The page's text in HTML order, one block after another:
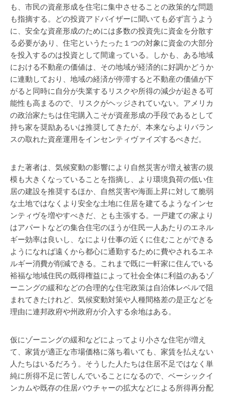
も、市民の資産形成を住宅に集中させることの政策的な問題
も指摘する。どの投資アドバイザーに聞いても必ず言うよう
に、安全な資産形成のためには多数の投資先に資金を分散す
る必要があり、住宅というたった１つの対象に資金の大部分
を投入するのは投資として間違っている。しかも、ある地域
における不動産の価値は、その地域が経済的に好調かどうか
に連動しており、地域の経済が停滞すると不動産の価値が下
がると同時に自分が失業するリスクや所得の減少が起きる可
能性も高まるので、リスクがヘッジされていない。アメリカ
の政治家たちは住宅購入こそが資産形成の手段であるとして
持ち家を奨励あるいは推奨してきたが、本来ならよりバラン
スの取れた資産運用をインセンティヴァイズするべきだ。
また著者は、気候変動の影響により自然災害が増え被害の規
模も大きくなっていることを指摘し、より環境負荷の低い住
居の建設を推奨するほか、自然災害や海面上昇に対して脆弱
な土地ではなくより安全な土地に住居を建てるようなインセ
ンティヴを増やすべきだ、とも主張する。一戸建ての家より
はアパートなどの集合住宅のほうが住民一人あたりのエネル
ギー効率は良いし、なにより仕事の近くに住むことができる
ようになれば遠くから都心に通勤するために費やされるエネ
ルギー消費が削減できる。これまで既に一軒家に住んでいる
裕福な地域住民の既得権益によって社会全体に利益のあるゾ
ーニングの緩和などの合理的な住宅政策は自治体レベルで阻
まれてきたけれど、気候変動対策や人種間格差の是正などを
理由に連邦政府や州政府が介入する余地はある。
仮にゾーニングの緩和などによってより小さな住宅が増え
て、家賃が適正な市場価格に落ち着いても、家賃を払えない
人たちはいるだろう。そうした人たちは住居不足ではなく単
純に所得不足に苦しんでいることになるので、ベーシックイ
ンカムや既存の住居バウチャーの拡大などによる所得再分配